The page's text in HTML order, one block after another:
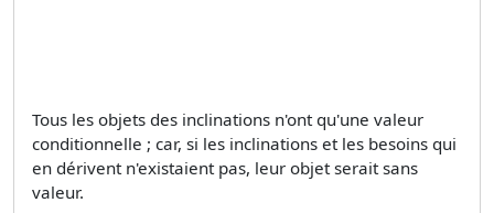
Tous les objets des inclinations n'ont qu'une valeur
conditionnelle ; car, si les inclinations et les besoins qui
en dérivent n'existaient pas, leur objet serait sans
valeur.